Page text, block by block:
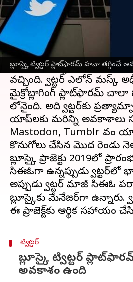
బ్లూస్కై ట్విట్టర్ ప్లాట్‌ఫారమ్‌ హవా తగ్గించే
ఈ వార్తాకథనం ఏంటి
ట్విట్టర్
సహ వ్యవస్థాపకుడు
రూపొందించిన బ్లూస్కీ పబ్లిక్
ఉంది. ఆపిల్ స్టోర్ లో ఇప్పటికే
వచ్చింది. ట్విట్టర్ ఎలోన్ మస్క్
మైక్రోబ్లాగింగ్ ప్లాట్‌ఫారమ్ చాలా
లోనైంది. అది ట్విట్టర్‌కు
యాప్‌లకు మరిన్ని అవకాశాలు
Mastodon, Tumblr వంటి
కొనుగోలు చేసిన మొదటి రెండు
బ్లూస్కై ప్రాజెక్టు 2019లో
సిఈఓగా ఉన్నప్పుడు ట్విట్టర్‌లో
అప్పుడు ట్విట్టర్ మాజీ సిఈఓ
బ్లూస్కైకు మేనేజర్‌గా ఉన్నారు.
ట్విట్టర్
బ్లూస్కై ట్విట్టర్
అవకాశం ఉంది